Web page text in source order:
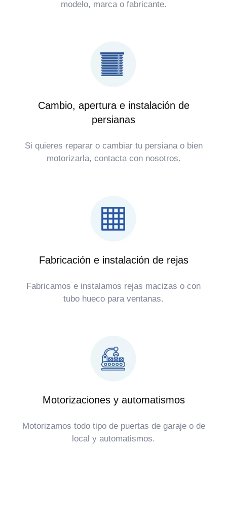
modelo, marca o fabricante.
Cambio, apertura e instalación de
persianas
Si quieres reparar o cambiar tu persiana o bien
motorizarla, contacta con nosotros.
Fabricación e instalación de rejas
Fabricamos e instalamos rejas macizas o con
tubo hueco para ventanas.
Motorizaciones y automatismos
Motorizamos todo tipo de puertas de garaje o de
local y automatismos.